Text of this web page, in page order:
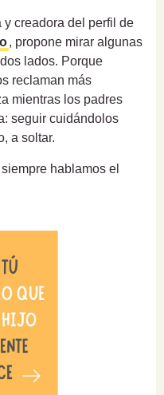
y creadora del perfil de
, propone mirar algunas
lados. Porque
reclaman más
mientras los padres
seguir cuidándolos
a soltar.
hablamos el